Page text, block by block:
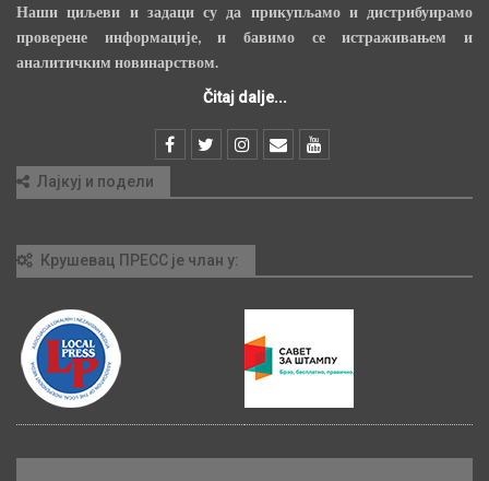
Наши циљеви и задаци су да прикупљамо и дистрибуирамо
проверене информације, и бавимо се истраживањем и
аналитичким новинарством.
Čitaj dalje...
Лајкуј и подели
Крушевац ПРЕСС је члан у: